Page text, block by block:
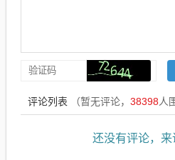
评论列表 （暂无评论， 38398人
还没有评论，来